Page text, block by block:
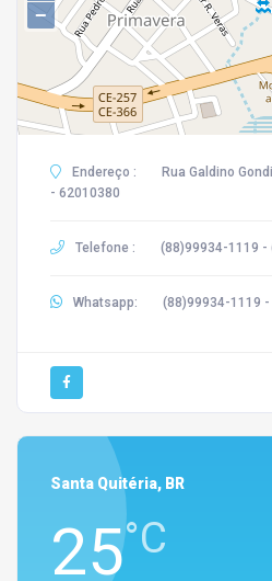
−
Endereço :
Rua Galdino
- 62010380
Telefone : (88)99934-1119 -
Whatsapp: (88)99934-1119
Santa Quitéria, BR
25°C